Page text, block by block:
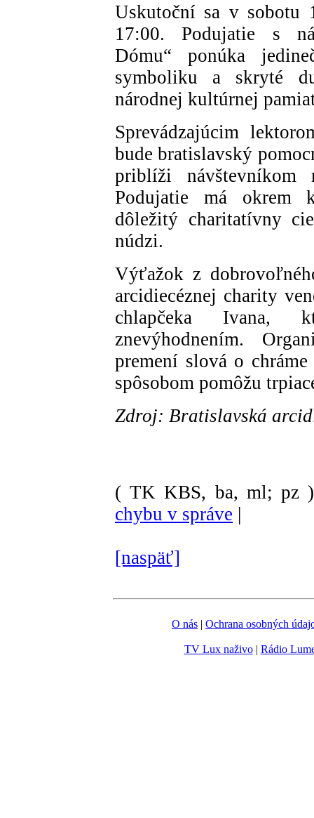
Uskutoční sa v sobotu
17:00. Podujatie s
Dómu“ ponúka
symboliku a skryté
národnej kultúrnej
Sprevádzajúcim
bude bratislavský
priblíži návštevníkom
Podujatie má okrem
dôležitý charitatívny
núdzi.
Výťažok z
arcidiecéznej charity
chlapčeka Ivana,
znevýhodnením.
premení slová o
spôsobom pomôžu
Zdroj: Bratislavská
( TK KBS, ba, ml; pz )
chybu v správe |
[naspäť]
O nás | Ochrana osobných
TV Lux naživo| Rádio